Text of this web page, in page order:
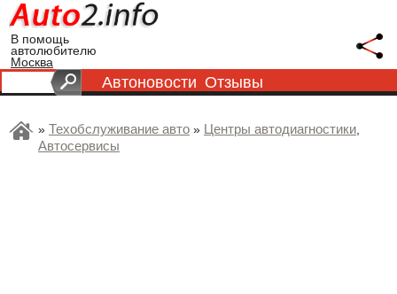
В помощь
автолюбителю
Москва
Автоновости Отзывы
» Техобслуживание авто » Центры автодиагностики,
Автосервисы